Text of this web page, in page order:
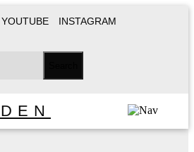
YOUTUBE
INSTAGRAM